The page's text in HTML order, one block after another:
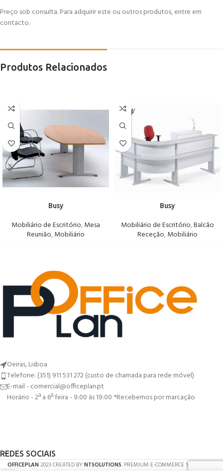
Preço sob consulta. Para adquirir este ou outros produtos, entre em
contacto.
Produtos Relacionados
Busy
Mobiliário de Escritório,Mesa
Reunião,Mobiliário
Busy
Mobiliário de Escritório,Balcão
Receção,Mobiliário
Oeiras, Lisboa
Telefone: (351) 911 531 272 (custo de chamada para rede móvel)
E-mail - comercial@officeplan.pt
Horário - 2ª a 6ª feira - 9:00 às 19:00 *Recebemos por marcação
REDES SOCIAIS
OFFICEPLAN2023 CREATED BYNTSOLUTIONS. PREMIUM E-COMMERCE SOLUTIONS.